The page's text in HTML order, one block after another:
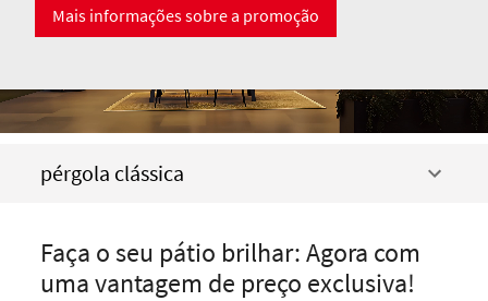
Mais informações sobre a promoção
pérgola clássica
Faça o seu pátio brilhar: Agora com
uma vantagem de preço exclusiva!